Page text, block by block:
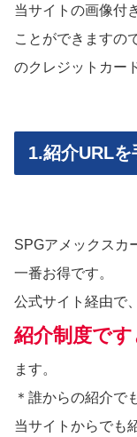
当サイトの画像付
ことができますの
のクレジットカー
1.紹介URLを
SPGアメックスカ
一番お得です。
公式サイト経由で
紹介制度で
ます。
＊誰からの紹介で
当サイトからでも